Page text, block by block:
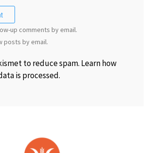
up comments by email.
posts by email.
to reduce spam. Learn how
is processed.